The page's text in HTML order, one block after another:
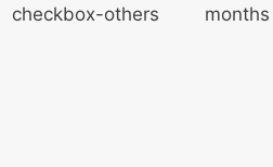
checkbox-others
months